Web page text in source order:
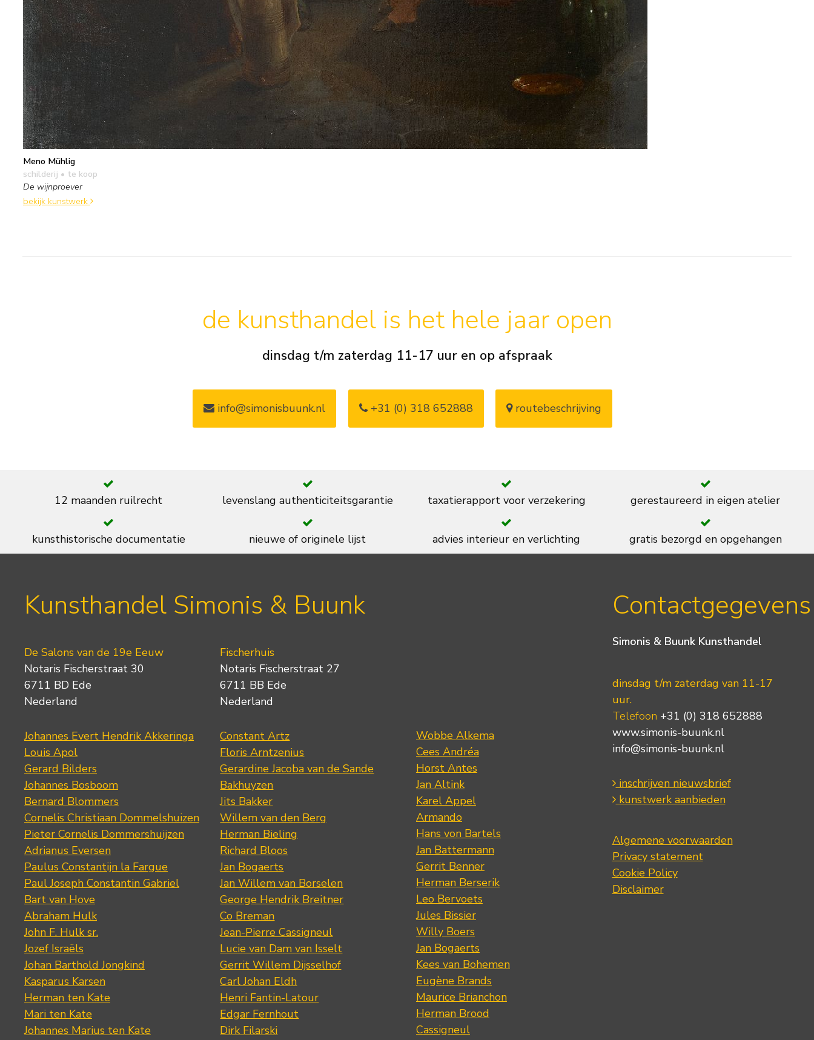
Meno Mühlig
schilderij • te koop
De wijnproever
bekijk kunstwerk
de kunsthandel is het hele jaar open
dinsdag t/m zaterdag 11-17 uur en op afspraak
info@simonisbuunk.nl +31 (0) 318 652888 routebeschrijving
12 maanden ruilrecht levenslang authenticiteitsgarantie taxatierapport voor verzekering gerestaureerd in eigen atelier
kunsthistorische documentatie nieuwe of originele lijst advies interieur en verlichting gratis bezorgd en opgehangen
Kunsthandel Simonis & Buunk
De Salons van de 19e Eeuw
Notaris Fischerstraat 30
6711 BD Ede
Nederland
Johannes Evert Hendrik Akkeringa
Louis Apol
Gerard Bilders
Johannes Bosboom
Bernard Blommers
Cornelis Christiaan Dommelshuizen
Pieter Cornelis Dommershuijzen
Adrianus Eversen
Paulus Constantijn la Fargue
Paul Joseph Constantin Gabriel
Bart van Hove
Abraham Hulk
John F. Hulk sr.
Jozef Israëls
Johan Barthold Jongkind
Kasparus Karsen
Herman ten Kate
Mari ten Kate
Johannes Marius ten Kate
Fischerhuis
Notaris Fischerstraat 27
6711 BB Ede
Nederland
Constant Artz
Floris Arntzenius
Gerardine Jacoba van de Sande
Bakhuyzen
Jits Bakker
Willem van den Berg
Herman Bieling
Richard Bloos
Jan Bogaerts
Jan Willem van Borselen
George Hendrik Breitner
Co Breman
Jean-Pierre Cassigneul
Lucie van Dam van Isselt
Gerrit Willem Dijsselhof
Carl Johan Eldh
Henri Fantin-Latour
Edgar Fernhout
Dirk Filarski
Wobbe Alkema
Cees Andréa
Horst Antes
Jan Altink
Karel Appel
Armando
Hans von Bartels
Jan Battermann
Gerrit Benner
Herman Berserik
Leo Bervoets
Jules Bissier
Willy Boers
Jan Bogaerts
Kees van Bohemen
Eugène Brands
Maurice Brianchon
Herman Brood
Cassigneul
Contactgegevens
Simonis & Buunk Kunsthandel
dinsdag t/m zaterdag van 11-17
uur.
Telefoon +31 (0) 318 652888
www.simonis-buunk.nl
info@simonis-buunk.nl
inschrijven nieuwsbrief
kunstwerk aanbieden
Algemene voorwaarden
Privacy statement
Cookie Policy
Disclaimer